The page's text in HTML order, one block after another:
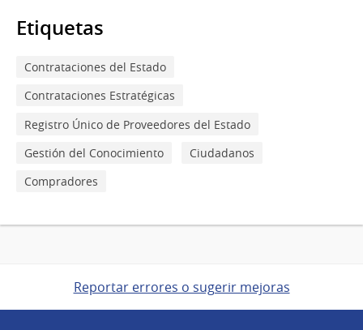
Etiquetas
Contrataciones del Estado
Contrataciones Estratégicas
Registro Único de Proveedores del Estado
Gestión del Conocimiento
Ciudadanos
Compradores
Reportar errores o sugerir mejoras